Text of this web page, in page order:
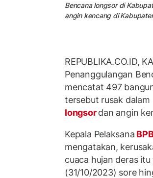
Bencana longsor di
angin kencang di
REPUBLIKA.CO.ID,
Penanggulangan
mencatat 497
tersebut rusak
longsordan angin
Kepala Pelaksana
mengatakan,
cuaca hujan deras
(31/10/2023) sore